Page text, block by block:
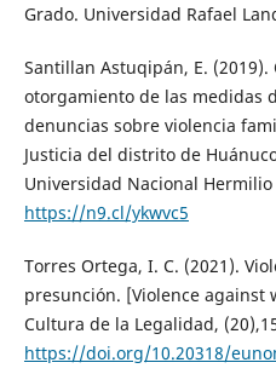
Grado. Universidad Rafael
Santillan Astuqipán, E.
otorgamiento de las medidas
denuncias sobre violencia
Justicia del distrito de
Universidad Nacional Hermilio
https://n9.cl/ykwvc5
Torres Ortega, I. C. (2021).
presunción. [Violence
Cultura de la Legalidad,
https://doi.org/10.20318/